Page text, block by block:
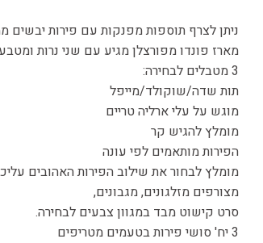
ניתן לצרף תוספות מפנקות עם פירות יבשים
מארז פונדו מפורצלן מגיע עם שני נרות
3 מטבלים לבחירה:
תות שדה/שוקולד/מייפל
מוגש על עלי ארליה טריים
מומלץ להגיש קר
הפירות מותאמים לפי עונה
מומלץ לבחור את שילוב הפירות האהובים
מצורפים מזלגונים, מגבונים,
סרט קישוט מבד במגוון צבעים לבחירה.
3 יח' סושי פירות בטעמים מטריפים